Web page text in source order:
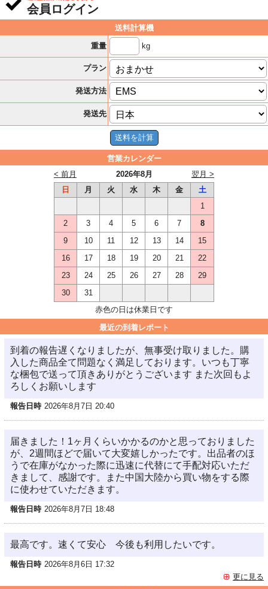
会員ログイン
送料計算機
重量
kg
プラン
発送方法
発送先
営業カレンダー
2026年8月
< 前月
翌月 >
日
月 火 水 木 金
土
1
2
3 4 5 6 7
8
9
10 11 12 13 14
15
16
17 18 19 20 21
22
23
24 25 26 27 28
29
30
31
赤色の日は休業日です
最近の到着レポート
到着の報告遅くなりましたが、無事受け取りました。購
入した商品全て問題なく満足しております。いつも丁寧
な梱包で送って頂きありがとうございます また次回もよ
ろしくお願いします
報告日時 2026年8月7日 20:40
届きました！1ヶ月くらいかかるのかと思っておりました
が、2週間ほどで届いて大変嬉しかったです。出品者のほ
うで在庫がなかった際に迅速に代替にて手配対応いただ
きまして、感謝です。また中国大陸から買い物をする際
に使わせていただきます。
報告日時 2026年8月7日 18:48
最高です。速くて安心 今後も利用したいです。
報告日時 2026年8月6日 17:32
更に見る